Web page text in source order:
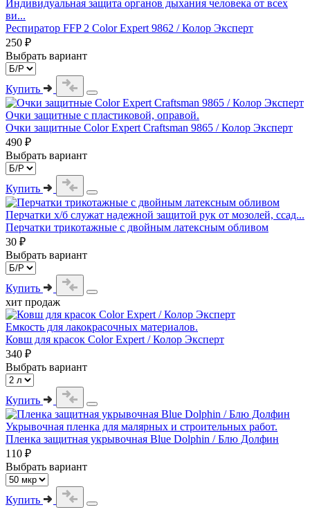
Индивидуальная защита органов дыхания человека от всех
ви...
Респиратор FFP 2 Color Expert 9862 / Колор Эксперт
250 ₽
Выбрать вариант
Купить
Очки защитные с пластиковой, оправой.
Очки защитные Color Expert Craftsman 9865 / Колор Эксперт
490 ₽
Выбрать вариант
Купить
Перчатки х/б служат надежной защитой рук от мозолей, ссад...
Перчатки трикотажные с двойным латексным обливом
30 ₽
Выбрать вариант
Купить
хит продаж
Емкость для лакокрасочных материалов.
Ковш для красок Color Expert / Колор Эксперт
340 ₽
Выбрать вариант
Купить
Укрывочная пленка для малярных и строительных работ.
Пленка защитная укрывочная Blue Dolphin / Блю Долфин
110 ₽
Выбрать вариант
Купить